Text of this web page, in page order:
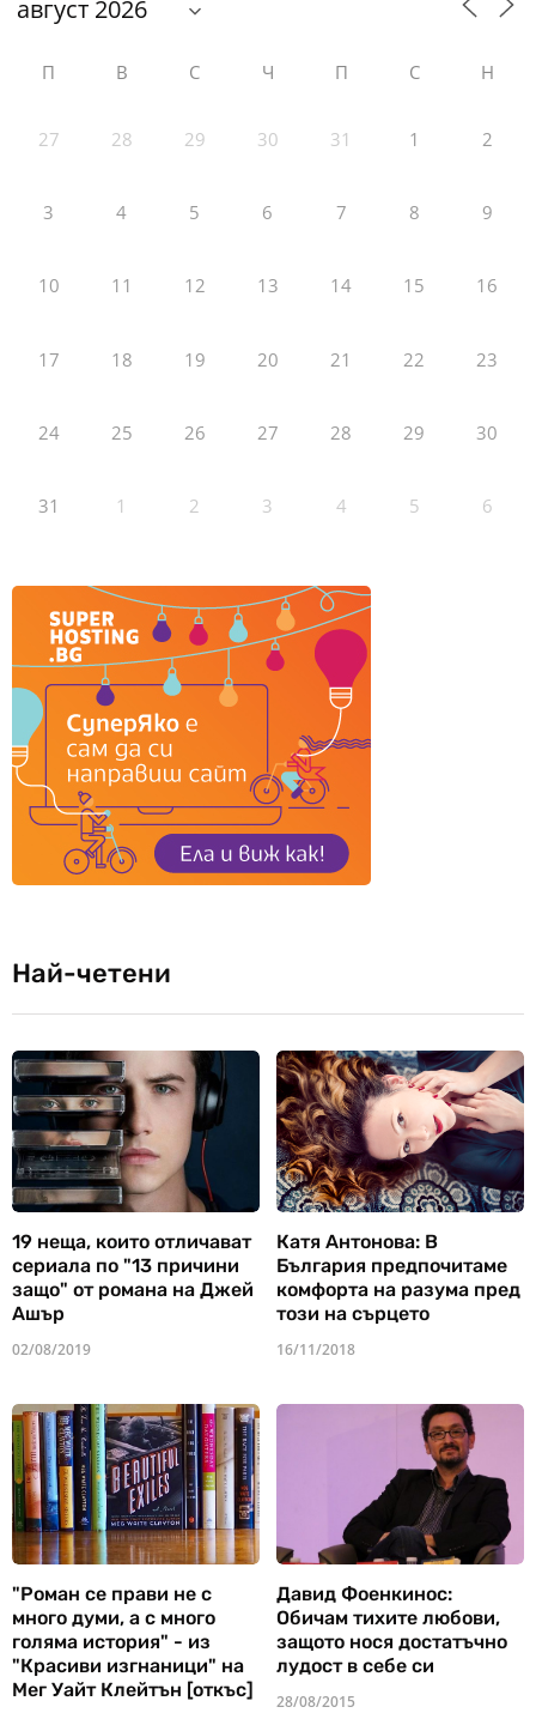
П В С Ч П С Н
27 28 29 30 31 1 2
3 4 5 6 7 8 9
10 11 12 13 14 15 16
17 18 19 20 21 22 23
24 25 26 27 28 29 30
31 1 2 3 4 5 6
Най-четени
19 неща, които отличават
сериала по "13 причини
защо" от романа на Джей
Ашър
02/08/2019
Катя Антонова: В
България предпочитаме
комфорта на разума пред
този на сърцето
16/11/2018
"Роман се прави не с
много думи, а с много
голяма история" - из
"Красиви изгнаници" на
Мег Уайт Клейтън [откъс]
Давид Фоенкинос:
Обичам тихите любови,
защото нося достатъчно
лудост в себе си
28/08/2015